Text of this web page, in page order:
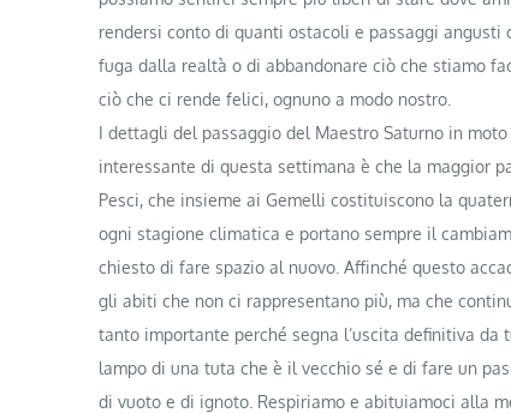
rendersi conto di quanti ostacoli e passaggi
fuga dalla realtà o di abbandonare ciò che stiamo
ciò che ci rende felici, ognuno a modo nostro.
I dettagli del passaggio del Maestro Saturno in
interessante di questa settimana è che la maggior
Pesci, che insieme ai Gemelli costituiscono la
ogni stagione climatica e portano sempre il
chiesto di fare spazio al nuovo. Affinché questo
gli abiti che non ci rappresentano più, ma che
tanto importante perché segna l’uscita definitiva
lampo di una tuta che è il vecchio sé e di fare un
di vuoto e di ignoto. Respiriamo e abituiamoci alla